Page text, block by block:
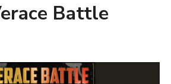
Battle